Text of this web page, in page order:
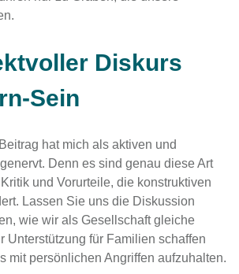
Diskurs
Sein
hat mich als aktiven und
Denn es sind genau diese Art
und Vorurteile, die konstruktiven
Lassen Sie uns die Diskussion
wie wir als Gesellschaft gleiche
Unterstützung für Familien schaffen
mit persönlichen Angriffen aufzuhalten.